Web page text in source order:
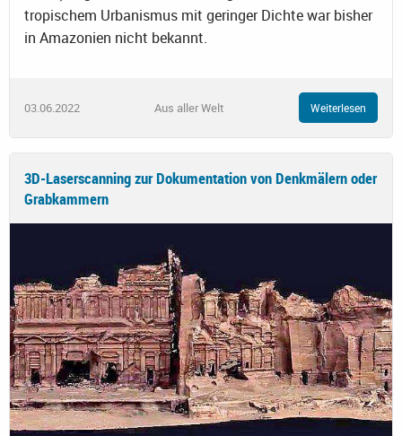
tropischem Urbanismus mit geringer Dichte war bisher
in Amazonien nicht bekannt.
03.06.2022 Aus aller Welt Weiterlesen
3D-Laserscanning zur Dokumentation von Denkmälern oder
Grabkammern